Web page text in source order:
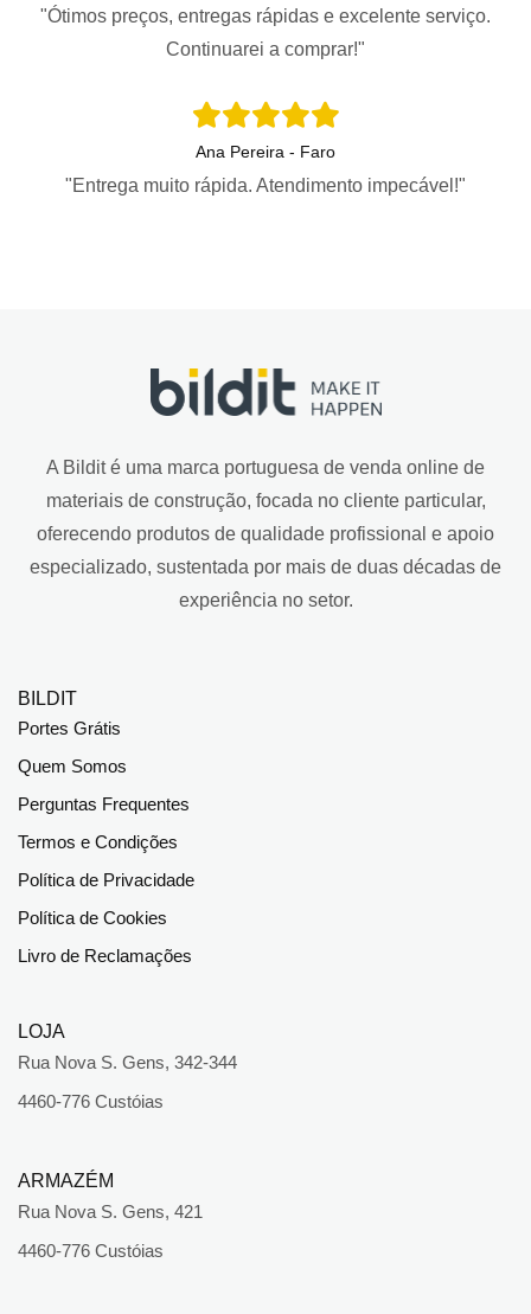
"Ótimos preços, entregas rápidas e excelente serviço.
Continuarei a comprar!"
Ana Pereira - Faro
"Entrega muito rápida. Atendimento impecável!"
A Bildit é uma marca portuguesa de venda online de
materiais de construção, focada no cliente particular,
oferecendo produtos de qualidade profissional e apoio
especializado, sustentada por mais de duas décadas de
experiência no setor.
BILDIT
Portes Grátis
Quem Somos
Perguntas Frequentes
Termos e Condições
Política de Privacidade
Política de Cookies
Livro de Reclamações
LOJA
Rua Nova S. Gens, 342-344
4460-776 Custóias
ARMAZÉM
Rua Nova S. Gens, 421
4460-776 Custóias